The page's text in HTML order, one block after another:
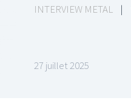
INTERVIEW METAL |
27 juillet 2025